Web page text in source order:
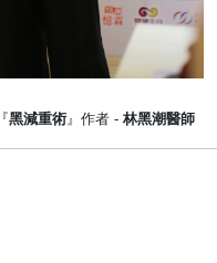
『黑減重術』作者 -林黑潮醫師